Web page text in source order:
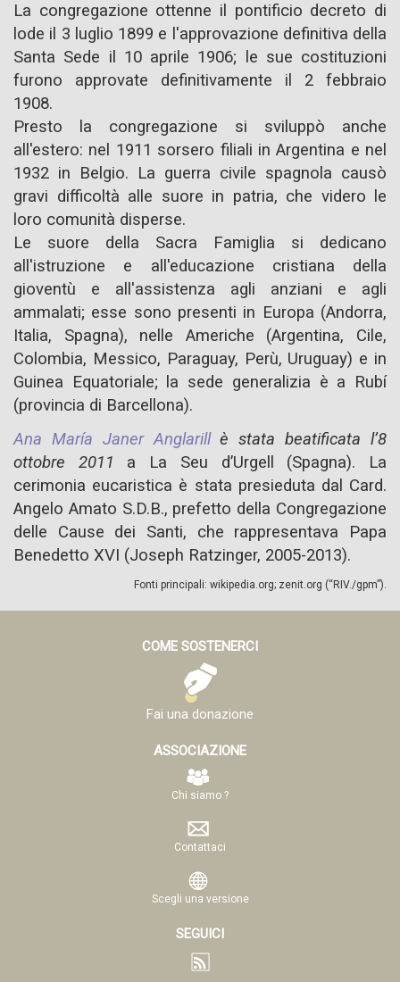
La congregazione ottenne il pontificio decreto di
lode il 3 luglio 1899 e l'approvazione definitiva della
Santa Sede il 10 aprile 1906; le sue costituzioni
furono approvate definitivamente il 2 febbraio
1908.
Presto la congregazione si sviluppò anche
all'estero: nel 1911 sorsero filiali in Argentina e nel
1932 in Belgio. La guerra civile spagnola causò
gravi difficoltà alle suore in patria, che videro le
loro comunità disperse.
Le suore della Sacra Famiglia si dedicano
all'istruzione e all'educazione cristiana della
gioventù e all'assistenza agli anziani e agli
ammalati; esse sono presenti in Europa (Andorra,
Italia, Spagna), nelle Americhe (Argentina, Cile,
Colombia, Messico, Paraguay, Perù, Uruguay) e in
Guinea Equatoriale; la sede generalizia è a Rubí
(provincia di Barcellona).
Ana María Janer Anglarillè stata beatificata l’8
ottobre 2011 a La Seu d’Urgell (Spagna). La
cerimonia eucaristica è stata presieduta dal Card.
Angelo Amato S.D.B., prefetto della Congregazione
delle Cause dei Santi, che rappresentava Papa
Benedetto XVI (Joseph Ratzinger, 2005-2013).
Fonti principali: wikipedia.org; zenit.org (“RIV./gpm”).
COME SOSTENERCI
Fai una donazione
ASSOCIAZIONE
Chi siamo ?
Contattaci
Scegli una versione
SEGUICI